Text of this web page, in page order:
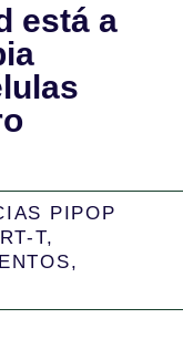
está a
PIPOP
T,
,